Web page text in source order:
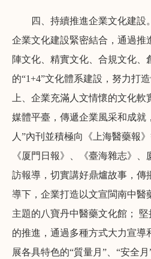
四、持續推進企業文化建
企業文化建設緊密結合，通過推
陣文化、精實文化、合規文化、
的“1+4”文化體系建設，努力打
上、企業充滿人文情懷的文化
媒體平臺，傳遞企業風采和成就
人”內刊並積極向《上海醫藥報
《厦門日報》、《臺海雜志》
訪報導，切實講好鼎爐故事，傳
導下，企業打造以文宣閩南中醫
主題的八寶丹中醫藥文化館；
的推進，通過多種方式大力宣導
展各具特色的“質量月”、“安全